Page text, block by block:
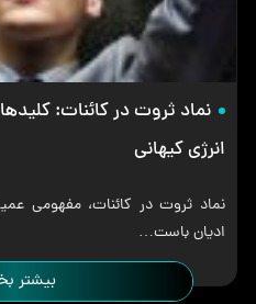
نماد ثروت در کائنات:
انرژی کیهانی
نماد ثروت در کائنات، مفهومی
ادیان باست…
بیشتر